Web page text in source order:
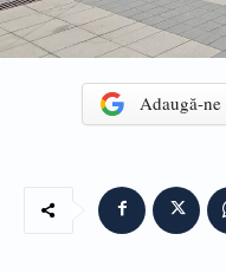
Adaugă-ne